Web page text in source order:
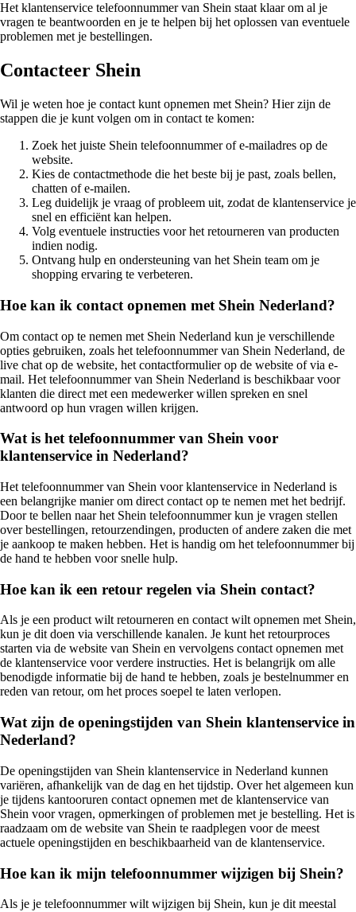
Het klantenservice telefoonnummer van Shein staat klaar om al je
vragen te beantwoorden en je te helpen bij het oplossen van eventuele
problemen met je bestellingen.
Contacteer Shein
Wil je weten hoe je contact kunt opnemen met Shein? Hier zijn de
stappen die je kunt volgen om in contact te komen:
Zoek het juiste Shein telefoonnummer of e-mailadres op de
website.
Kies de contactmethode die het beste bij je past, zoals bellen,
chatten of e-mailen.
Leg duidelijk je vraag of probleem uit, zodat de klantenservice je
snel en efficiënt kan helpen.
Volg eventuele instructies voor het retourneren van producten
indien nodig.
Ontvang hulp en ondersteuning van het Shein team om je
shopping ervaring te verbeteren.
Hoe kan ik contact opnemen met Shein Nederland?
Om contact op te nemen met Shein Nederland kun je verschillende
opties gebruiken, zoals het telefoonnummer van Shein Nederland, de
live chat op de website, het contactformulier op de website of via e-
mail. Het telefoonnummer van Shein Nederland is beschikbaar voor
klanten die direct met een medewerker willen spreken en snel
antwoord op hun vragen willen krijgen.
Wat is het telefoonnummer van Shein voor
klantenservice in Nederland?
Het telefoonnummer van Shein voor klantenservice in Nederland is
een belangrijke manier om direct contact op te nemen met het bedrijf.
Door te bellen naar het Shein telefoonnummer kun je vragen stellen
over bestellingen, retourzendingen, producten of andere zaken die met
je aankoop te maken hebben. Het is handig om het telefoonnummer bij
de hand te hebben voor snelle hulp.
Hoe kan ik een retour regelen via Shein contact?
Als je een product wilt retourneren en contact wilt opnemen met Shein,
kun je dit doen via verschillende kanalen. Je kunt het retourproces
starten via de website van Shein en vervolgens contact opnemen met
de klantenservice voor verdere instructies. Het is belangrijk om alle
benodigde informatie bij de hand te hebben, zoals je bestelnummer en
reden van retour, om het proces soepel te laten verlopen.
Wat zijn de openingstijden van Shein klantenservice in
Nederland?
De openingstijden van Shein klantenservice in Nederland kunnen
variëren, afhankelijk van de dag en het tijdstip. Over het algemeen kun
je tijdens kantooruren contact opnemen met de klantenservice van
Shein voor vragen, opmerkingen of problemen met je bestelling. Het is
raadzaam om de website van Shein te raadplegen voor de meest
actuele openingstijden en beschikbaarheid van de klantenservice.
Hoe kan ik mijn telefoonnummer wijzigen bij Shein?
Als je je telefoonnummer wilt wijzigen bij Shein, kun je dit meestal